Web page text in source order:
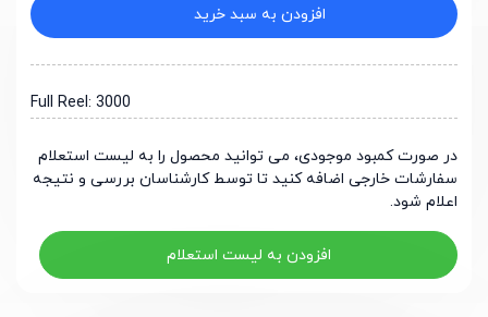
افزودن به سبد خرید
Full Reel: 3000
در صورت کمبود موجودی، می توانید محصول را به لیست استعلام
سفارشات خارجی اضافه کنید تا توسط کارشناسان بررسی و نتیجه
اعلام شود.
افزودن به لیست استعلام